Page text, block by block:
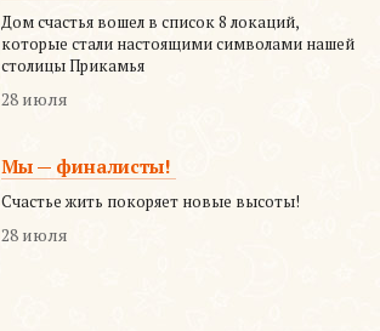
Дом счастья вошел в список 8 локаций,
которые стали настоящими символами нашей
столицы Прикамья
28 июля
Мы — финалисты!
Счастье жить покоряет новые высоты!
28 июля